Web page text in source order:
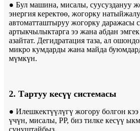
● Бул машина, мисалы, суусуздануу
энергия керектөө, жогорку
автоматташтыруу жогорку даражасы
артыкчылыктарга ээ жана абдан
азайтат. Дегидратация таза, ал
микро кумдарды жана майда
мүмкүн.
2. Тартуу кесүү системасы
● Илешкектүүлүгү жогору болгон
үчүн, мисалы, PP, биз тилке кесүү